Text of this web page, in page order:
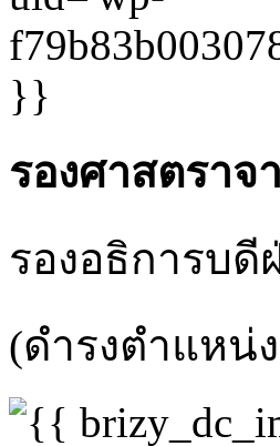
รองศาสตราจ
รองอธิการบดี
(ดำรงตำแหน่